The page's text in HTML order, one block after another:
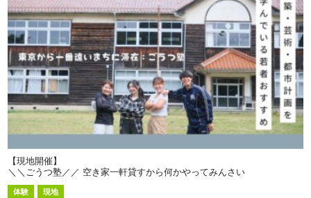
【現地開催】
＼＼ごうつ塾／／ 空き家一軒貸すから何かやってみんさい
体験 現地